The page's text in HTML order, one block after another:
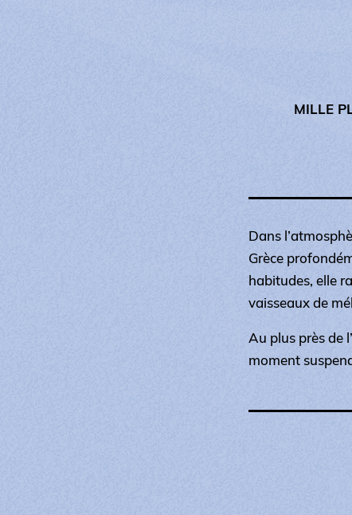
MILLE
Dans
Grèce
habitudes, elle
vaisseaux de
Au plus près de
moment